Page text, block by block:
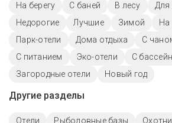
На берегу С баней В лесу
Для
Недорогие
Лучшие Зимой
На
Парк-отели
Дома отдыха С
С питанием
Эко-отели
С
Загородные отели
Новый год
Другие разделы
Отели Рыболовные базы